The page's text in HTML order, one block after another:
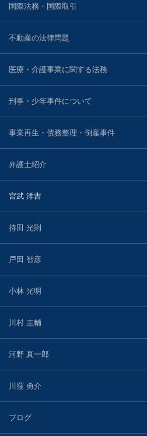
国際法務・国際取引
不動産の法律問題
医療・介護事業に関する法務
刑事・少年事件について
事業再生・債務整理・倒産事件
弁護士紹介
宮武 洋吉
持田 光則
戸田 智彦
小林 光明
川村 圭輔
河野 真一郎
川窪 勇介
ブログ
事務所案内